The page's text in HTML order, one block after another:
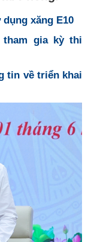
xăng E10
tham gia kỳ thi
tin về triển khai